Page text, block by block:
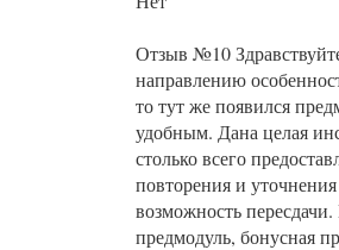
Отзыв №10
направлению
то тут же появился
удобным. Дана целая
столько всего
повторения и
возможность
предмодуль, бонусная